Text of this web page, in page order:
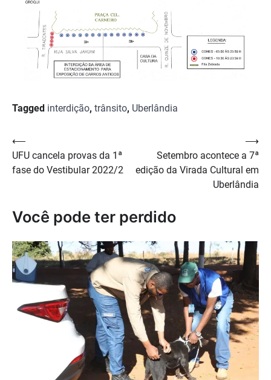
Tagged interdição, trânsito, Uberlândia
Navegação
de
⟵
UFU cancela provas da 1ª
fase do Vestibular 2022/2
Setembro acontece a 7ª
edição da Virada Cultural em
Uberlândia
⟶
Você pode ter perdido